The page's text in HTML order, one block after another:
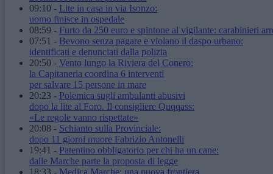
09:10 - Lite in casa in via Isonzo:
uomo finisce in ospedale
08:59 - Furto da 250 euro e spintone al vigilante: carabinieri
07:51 - Bevono senza pagare e violano il daspo urbano:
identificati e denunciati dalla polizia
20:50 - Vento lungo la Riviera del Conero:
la Capitaneria coordina 6 interventi
per salvare 15 persone in mare
20:23 - Polemica sugli ambulanti abusivi
dopo la lite al Foro. Il consigliere Quqqass:
«Le regole vanno rispettate»
20:08 - Schianto sulla Provinciale:
dopo 11 giorni muore Fabrizio Antonelli
19:41 - Patentino obbligatorio per chi ha un cane:
dalle Marche parte la proposta di legge